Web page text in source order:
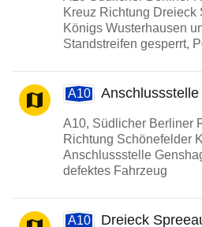
Kreuz Richtung Dreieck
Königs Wusterhausen
Standstreifen gesperrt,
A10
A10, Südlicher Berliner
Richtung Schönefelder
Anschlussstelle
defektes Fahrzeug
A10 Dreieck